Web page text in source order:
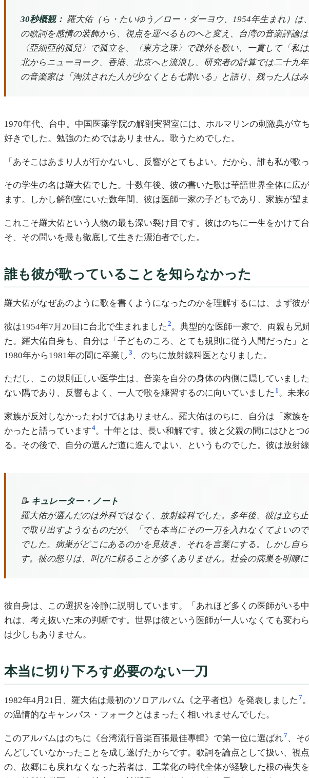
30秒概観： 羅大佑（ら・たいゆう／ロー・ダーヨウ、1954年生まれ）
の歌詞を感情の装飾から、視点を運べるものへと変え、台湾の音楽評論
〈亞細亞的孤兒〉で孤立を、〈東方之珠〉で疎外を歌い、一貫して「
北からニューヨーク、香港、北京へと流浪し、研究者の計算では二十九
の音楽家は「淘汰された人が少なくとも七割いる」と語り、残った人は
1970年代、台中。中国医薬学院の解剖実習室には、ホルマリンの刺激臭が
好きでした。勉強のためではありません。歌うためでした。
「あそこはあまり人が行かないし、反響がとてもよい。だから、誰も私が歌
その学生の名は羅大佑でした。十数年後、彼の書いた歌は華語世界全体に
ます。しかし解剖室にいた数年間、彼は医師一家の子どもであり、家族が望
これこそ羅大佑という人物の最も深い裂け目です。彼はのちに一生をかけ
そ、その問いを最も徹底して生きた漂泊者でした。
誰も彼が歌っていることを知らなかった
羅大佑がなぜあのように歌を書くようになったのかを理解するには、まず彼
彼は1954年7月20日に台北で生まれました 2 。典型的な医師一家で、両親も兄
た。羅大佑自身も、自分は「子どものころ、とても規則に従う人間だった
1980年から1981年の間に卒業し 3 、のちに放射線科医となりました。
ただし、この規則正しい医学生は、音楽を自分の身体の内側に隠していま
ない隅であり、反響もよく、一人で歌を練習するのに向いていました 1 。未来
家族が反対しなかったわけではありません。羅大佑はのちに、自分は「家
かったと語っています4。十年とは、長い和解です。彼と父親の間にはひと
る。その後で、自分の選んだ道に進んでよい、というものでした。彼は放射
📝 キュレーター・ノート
羅大佑が選んだのは外科ではなく、放射線科でした。多年後、彼は立ち
で取り出すようなものだが、「でも本当にその一刀を入れなくてよいの
でした。病巣がどこにあるのかを見抜き、それを言葉にする。しかし自
す。彼の怒りは、叫びに頼ることが多くありません。社会の病巣を明瞭
彼自身は、この選択を冷静に説明しています。「あれほど多くの医師がいる
れは、考え抜いた末の判断です。世界は彼という医師が一人いなくても変
は少しもありません。
本当に切り下ろす必要のない一刀
1982年4月21日、羅大佑は最初のソロアルバム《之乎者也》を発表しました 7
の温情的なキャンパス・フォークとはまったく相いれませんでした。
このアルバムはのちに《台湾流行音楽百張最佳專輯》で第一位に選ばれ7、そ
んどしていなかったことを成し遂げたからです。歌詞を論点として扱い、
の、故郷にも戻れなくなった若者は、工業化の時代全体が経験した根の喪失